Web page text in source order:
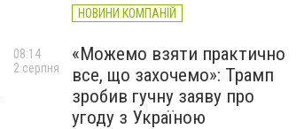
НОВИНИ КОМПАНІЙ
«Можемо взяти практично
все, що захочемо»: Трамп
зробив гучну заяву про
угоду з Україною
08:14
2 серпня